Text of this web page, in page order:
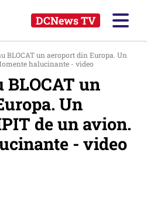
DCNews TV
BLOCAT un aeroport din Europa. Un
halucinante - video
un
Un
de un avion.
- video